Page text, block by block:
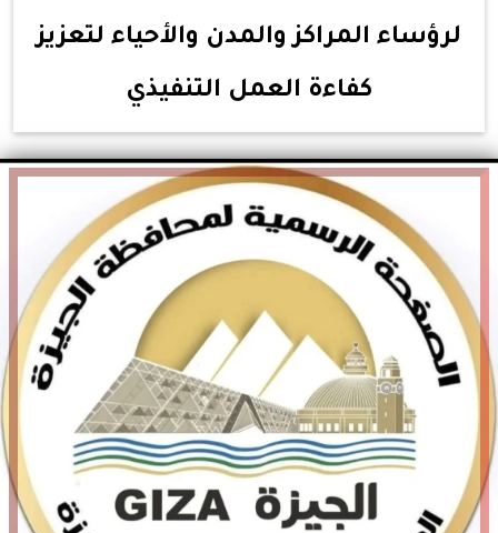
لرؤساء المراكز والمدن والأحياء لتعزيز
كفاءة العمل التنفيذي